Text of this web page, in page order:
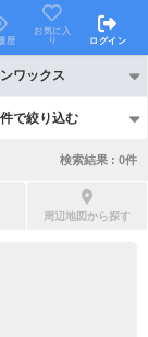
歴
お気に入
り
ログイン
ワックス
で絞り込む
で絞り込む
検索結果 : 0件
周辺地図から探す